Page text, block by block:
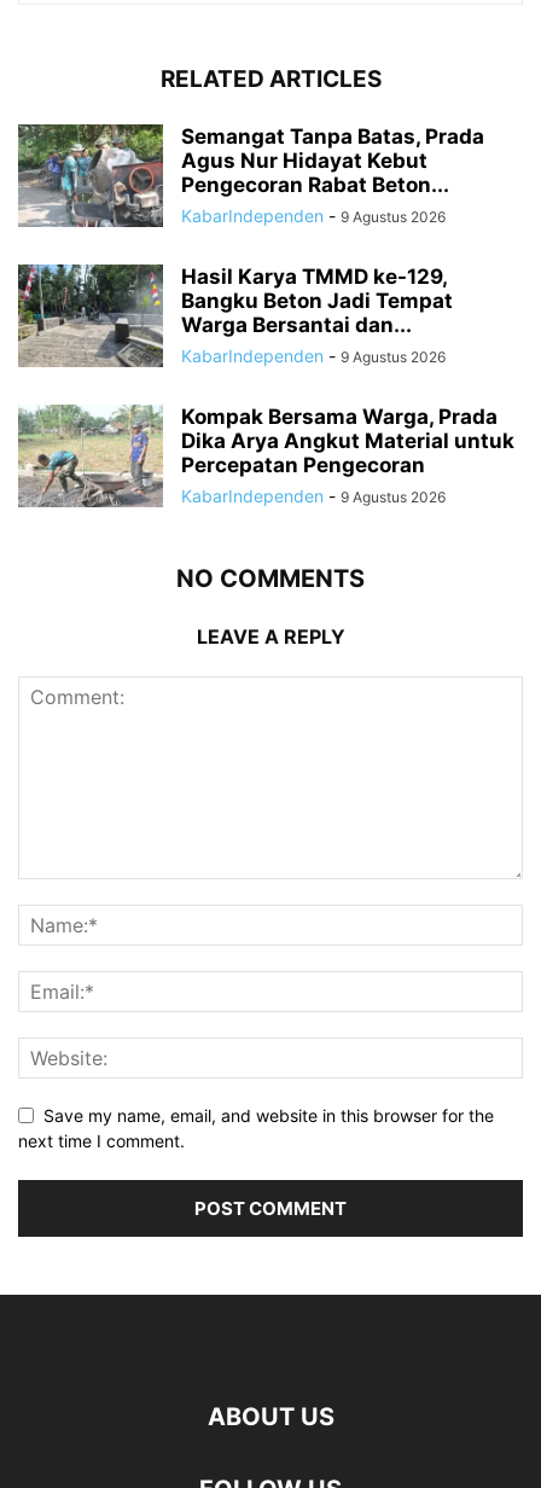
RELATED ARTICLES
Semangat Tanpa Batas, Prada
Agus Nur Hidayat Kebut
Pengecoran Rabat Beton...
KabarIndependen - 9 Agustus 2026
Hasil Karya TMMD ke-129,
Bangku Beton Jadi Tempat
Warga Bersantai dan...
KabarIndependen - 9 Agustus 2026
Kompak Bersama Warga, Prada
Dika Arya Angkut Material untuk
Percepatan Pengecoran
KabarIndependen - 9 Agustus 2026
NO COMMENTS
LEAVE A REPLY
Save my name, email, and website in this browser for the
next time I comment.
ABOUT US